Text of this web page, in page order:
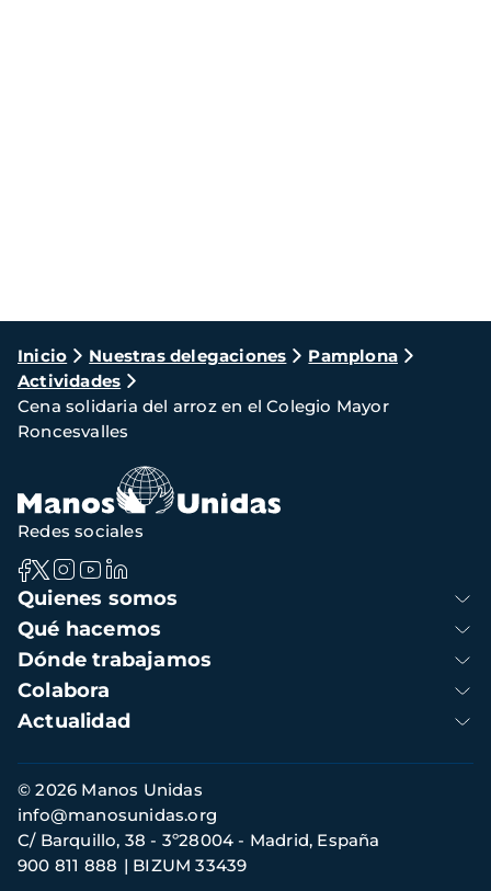
Ruta
de
navegación
Inicio Nuestras delegaciones
Pamplona
Actividades
Cena solidaria del arroz en el Colegio Mayor
Roncesvalles
Navegación
principal
Quienes somos
Qué hacemos
Dónde trabajamos
Colabora
Actualidad
Redes sociales
Información
de
contacto
© 2026 Manos Unidas
C/ Barquillo, 38 - 3º28004 - Madrid, España
900 811 888
BIZUM 33439
info@manosunidas.org